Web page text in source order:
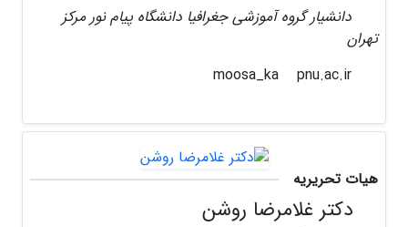
دانشیار گروه آموزشی جغرافیا دانشگاه پیام نور مرکز
تهران
pnu.ac.ir
هیات تحریریه
دکتر غلامرضا روشن